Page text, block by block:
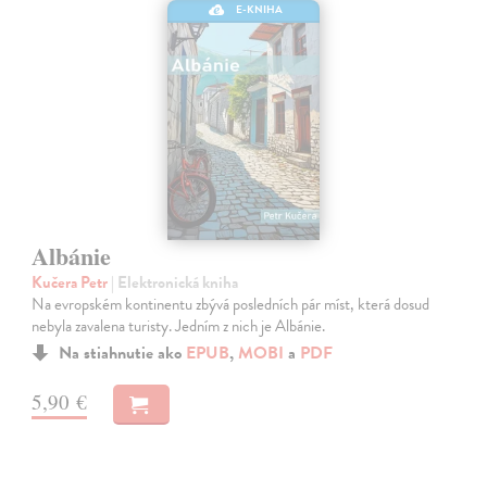
E-KNIHA
Albánie
Kučera Petr| Elektronická kniha
Na evropském kontinentu zbývá posledních pár míst, která dosud
nebyla zavalena turisty. Jedním z nich je Albánie.
Na stiahnutie ako EPUB, MOBI a PDF
5,90 €